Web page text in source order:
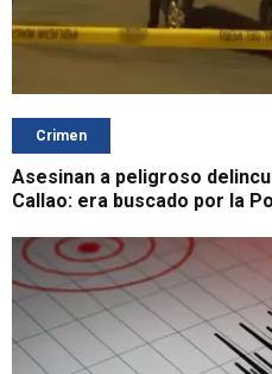
Crimen
Asesinan a peligroso
Callao: era buscado por la